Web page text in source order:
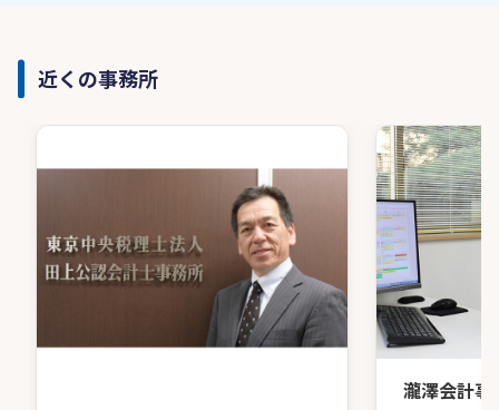
近くの事務所
瀧澤会計事